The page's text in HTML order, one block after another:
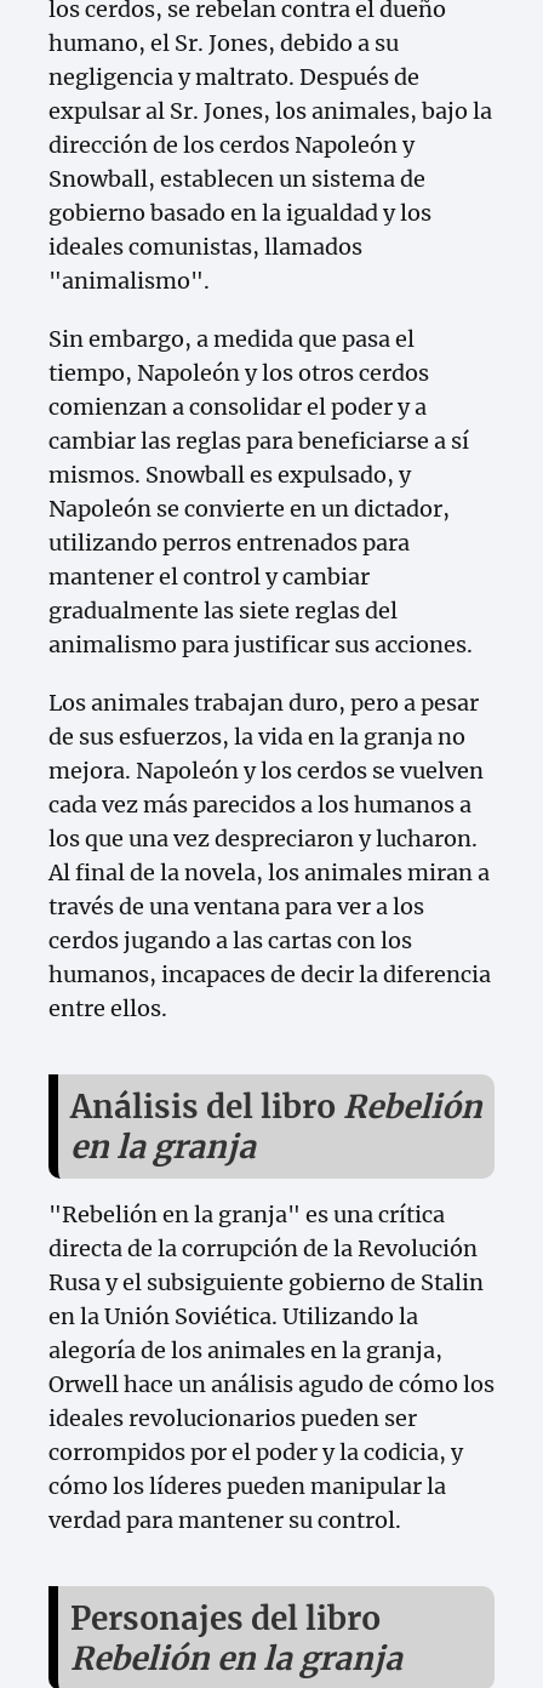
los cerdos, se rebelan contra el dueño
humano, el Sr. Jones, debido a su
negligencia y maltrato. Después de
expulsar al Sr. Jones, los animales, bajo la
dirección de los cerdos Napoleón y
Snowball, establecen un sistema de
gobierno basado en la igualdad y los
ideales comunistas, llamados
"animalismo".
Sin embargo, a medida que pasa el
tiempo, Napoleón y los otros cerdos
comienzan a consolidar el poder y a
cambiar las reglas para beneficiarse a sí
mismos. Snowball es expulsado, y
Napoleón se convierte en un dictador,
utilizando perros entrenados para
mantener el control y cambiar
gradualmente las siete reglas del
animalismo para justificar sus acciones.
Los animales trabajan duro, pero a pesar
de sus esfuerzos, la vida en la granja no
mejora. Napoleón y los cerdos se vuelven
cada vez más parecidos a los humanos a
los que una vez despreciaron y lucharon.
Al final de la novela, los animales miran a
través de una ventana para ver a los
cerdos jugando a las cartas con los
humanos, incapaces de decir la diferencia
entre ellos.
Análisis del libro Rebelión
en la granja
"Rebelión en la granja" es una crítica
directa de la corrupción de la Revolución
Rusa y el subsiguiente gobierno de Stalin
en la Unión Soviética. Utilizando la
alegoría de los animales en la granja,
Orwell hace un análisis agudo de cómo los
ideales revolucionarios pueden ser
corrompidos por el poder y la codicia, y
cómo los líderes pueden manipular la
verdad para mantener su control.
Personajes del libro
Rebelión en la granja